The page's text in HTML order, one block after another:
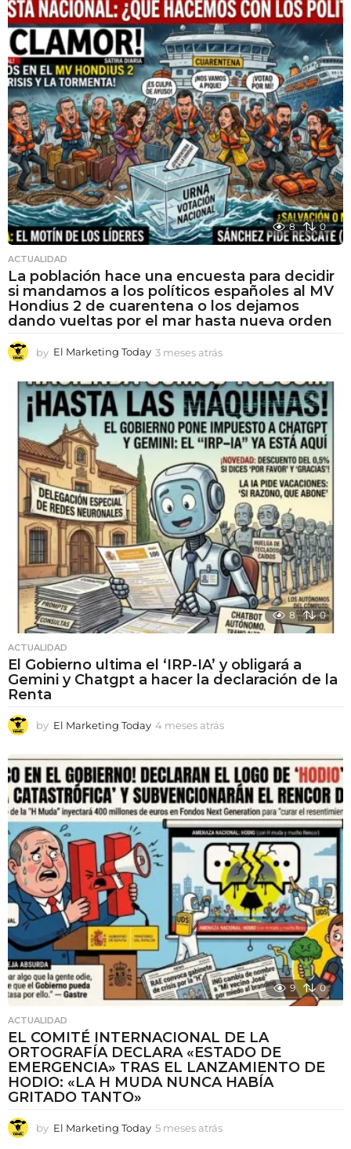
8 0
ACTUALIDAD
La población hace una encuesta para decidir
si mandamos a los políticos españoles al MV
Hondius 2 de cuarentena o los dejamos
dando vueltas por el mar hasta nueva orden
by El Marketing Today 3 meses atrás
e
s
e
s
a
t
r
á
s
8 0
ACTUALIDAD
El Gobierno ultima el ‘IRP-IA’ y obligará a
Gemini y Chatgpt a hacer la declaración de la
Renta
by El Marketing Today 4 meses atrás
e
s
e
s
a
t
r
á
s
9 0
ACTUALIDAD
EL COMITÉ INTERNACIONAL DE LA
ORTOGRAFÍA DECLARA «ESTADO DE
EMERGENCIA» TRAS EL LANZAMIENTO DE
HODIO: «LA H MUDA NUNCA HABÍA
GRITADO TANTO»
by El Marketing Today 5 meses atrás